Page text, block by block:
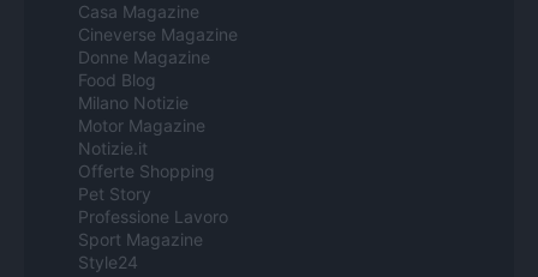
Casa Magazine
Cineverse Magazine
Donne Magazine
Food Blog
Milano Notizie
Motor Magazine
Notizie.it
Offerte Shopping
Pet Story
Professione Lavoro
Sport Magazine
Style24